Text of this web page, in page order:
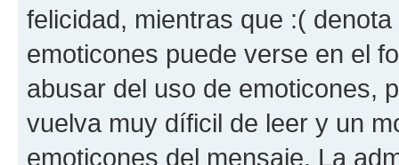
felicidad, mientras que :(
emoticones puede verse en el
abusar del uso de emoticones,
vuelva muy díficil de leer y un
emoticones del mensaje. La